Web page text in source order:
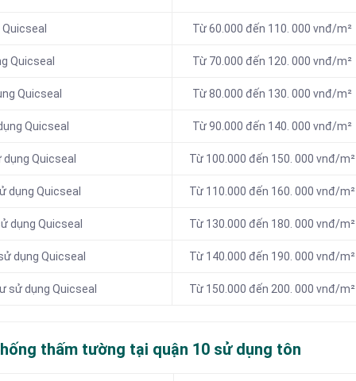
Từ 60.000 đến 110. 000 vnđ/m²
Quicseal Từ 70.000 đến 120. 000 vnđ/m²
Quicseal Từ 80.000 đến 130. 000 vnđ/m²
Quicseal Từ 90.000 đến 140. 000 vnđ/m²
Quicseal Từ 100.000 đến 150. 000 vnđ/m²
dụng Quicseal Từ 110.000 đến 160. 000 vnđ/m²
dụng Quicseal Từ 130.000 đến 180. 000 vnđ/m²
dụng Quicseal Từ 140.000 đến 190. 000 vnđ/m²
sử dụng Quicseal Từ 150.000 đến 200. 000 vnđ/m²
thấm tường tại quận 10 sử dụng tôn